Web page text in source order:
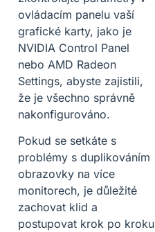
ovládacím panelu vaší
grafické karty, jako je
NVIDIA Control Panel
nebo AMD Radeon
Settings, abyste zajistili,
že je všechno správně
nakonfigurováno.
Pokud se setkáte s
problémy s duplikováním
obrazovky na více
monitorech, je důležité
zachovat klid a
postupovat krok po kroku